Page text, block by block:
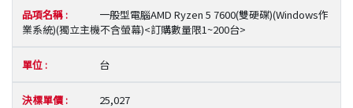
一般型電腦AMD Ryzen 5 7600(雙硬碟)(Windows作
業系統)(獨立主機不含螢幕)<訂購數量限1~200台>
台
25,027